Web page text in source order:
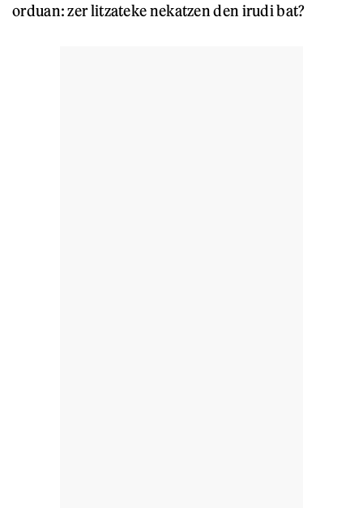
orduan: zer litzateke nekatzen den irudi bat?